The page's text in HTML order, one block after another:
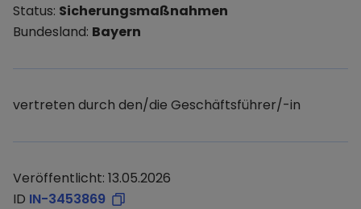
Status: Sicherungsmaßnahmen
Bundesland: Bayern
vertreten durch den/die Geschäftsführer/-in
Veröffentlicht: 13.05.2026
ID IN-3453869